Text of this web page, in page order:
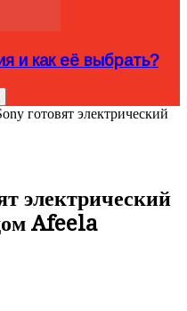
и как её выбрать?
готовят электрический
электрический
Afeela